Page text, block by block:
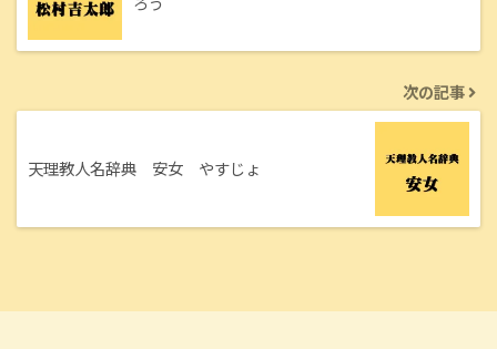
次の記事
天理教人名辞典 安女 やすじょ